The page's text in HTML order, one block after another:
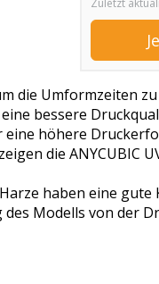
Zuletzt
die Umformzeiten
bessere
höhere
die ANYCUBIC
haben eine
Modells von der